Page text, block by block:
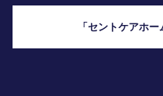
「セントケアホ